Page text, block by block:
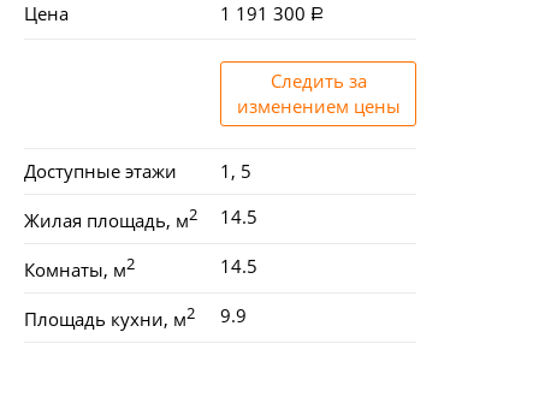
Цена 1 191 300
Следить за
изменением цены
Доступные этажи 1, 5
Жилая площадь, м2 14.5
Комнаты, м2 14.5
Площадь кухни, м2 9.9